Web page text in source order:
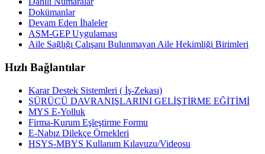
Dokümanlar
Devam Eden İhaleler
ASM-GEP Uygulaması
Aile Sağlığı Çalışanı Bulunmayan Aile Hekimliği Birimleri
Hızlı Bağlantılar
Karar Destek Sistemleri ( İş-Zekası)
SÜRÜCÜ DAVRANIŞLARINI GELİŞTİRME EĞİTİMİ
MYS E-Yolluk
Firma-Kurum Eşleştirme Formu
E-Nabız Dilekçe Örnekleri
HSYS-MBYS Kullanım Kılavuzu/Videosu